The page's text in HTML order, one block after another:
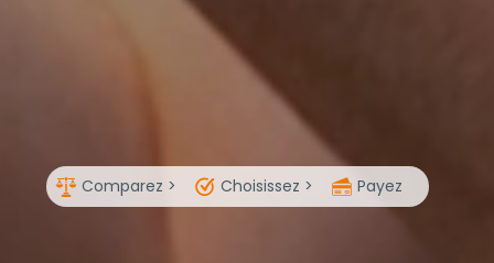
Comparez > Choisissez > Payez